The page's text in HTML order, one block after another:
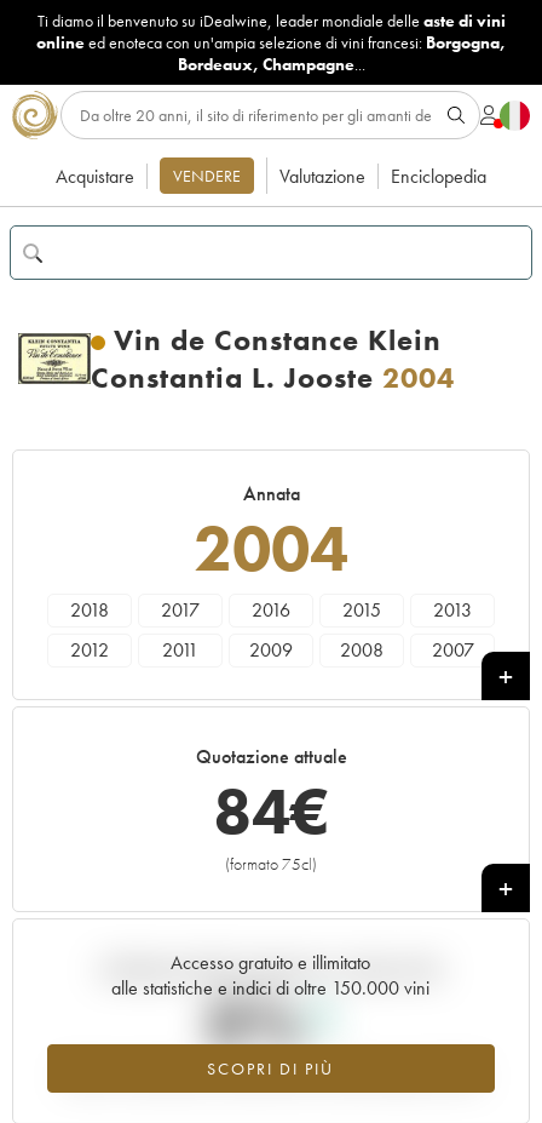
Ti diamo il benvenuto su iDealwine, leader mondiale delle aste di vini
onlineed enoteca con un'ampia selezione di vini francesi: Borgogna,
Bordeaux, Champagne...
Acquistare VENDERE Valutazione Enciclopedia
Vin de Constance Klein
Constantia L. Jooste 2004
Annata
2004
2018 2017 2016 2015
2013
2012
2011 2009 2008
2007
1994 1993 1992
1988
Quotazione attuale
84€
(formato 75cl)
+
Accesso gratuito e illimitato
alle statistiche e indici di oltre 150.000 vini
SCOPRI DI PIÙ
Andamento della quotazione in tempo reale
0%
Valore in aumento per l'annata 2004 nel 2026 rispetto al 2025